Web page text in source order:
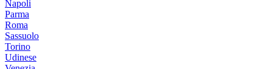
Napoli
Parma
Roma
Sassuolo
Torino
Udinese